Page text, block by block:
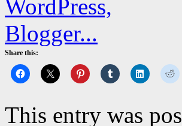
Share this:
This entry was